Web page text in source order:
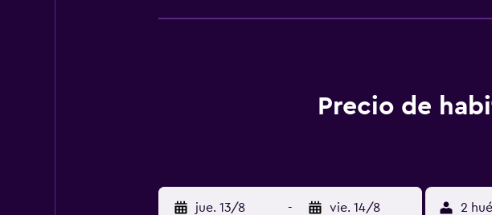
Precio de
jue. 13/8 - vie. 14/8 2